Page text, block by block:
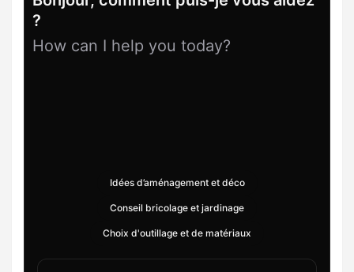
?
How can I help you today?
Idées d’aménagement et déco
Conseil bricolage et jardinage
Choix d'outillage et de matériaux